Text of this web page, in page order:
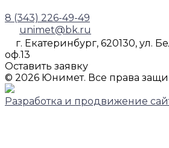
8 (343) 226-49-49
unimet@bk.ru
г. Екатеринбург, 620130, ул.
оф.13
Оставить заявку
© 2026 Юнимет. Все права
Разработка и продвижение